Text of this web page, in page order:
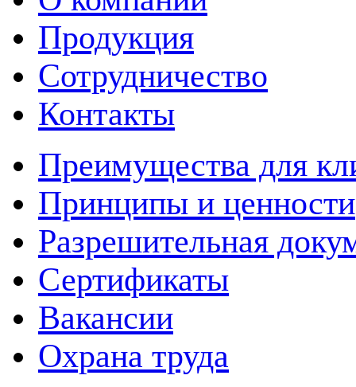
Продукция
Сотрудничество
Контакты
Преимущества для
Принципы и ценности
Разрешительная
Сертификаты
Вакансии
Охрана труда